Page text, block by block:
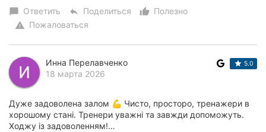
chat_bubble Ответить reply Поделиться thumb_up_alt
Полезно
warning Пожаловаться
Инна Перелавченко
18 марта 2026
5.0
Дуже задоволена залом 💪 Чисто, просторо, тренажери в
хорошому стані. Тренери уважні та завжди допоможуть.
Ходжу із задоволенням!…